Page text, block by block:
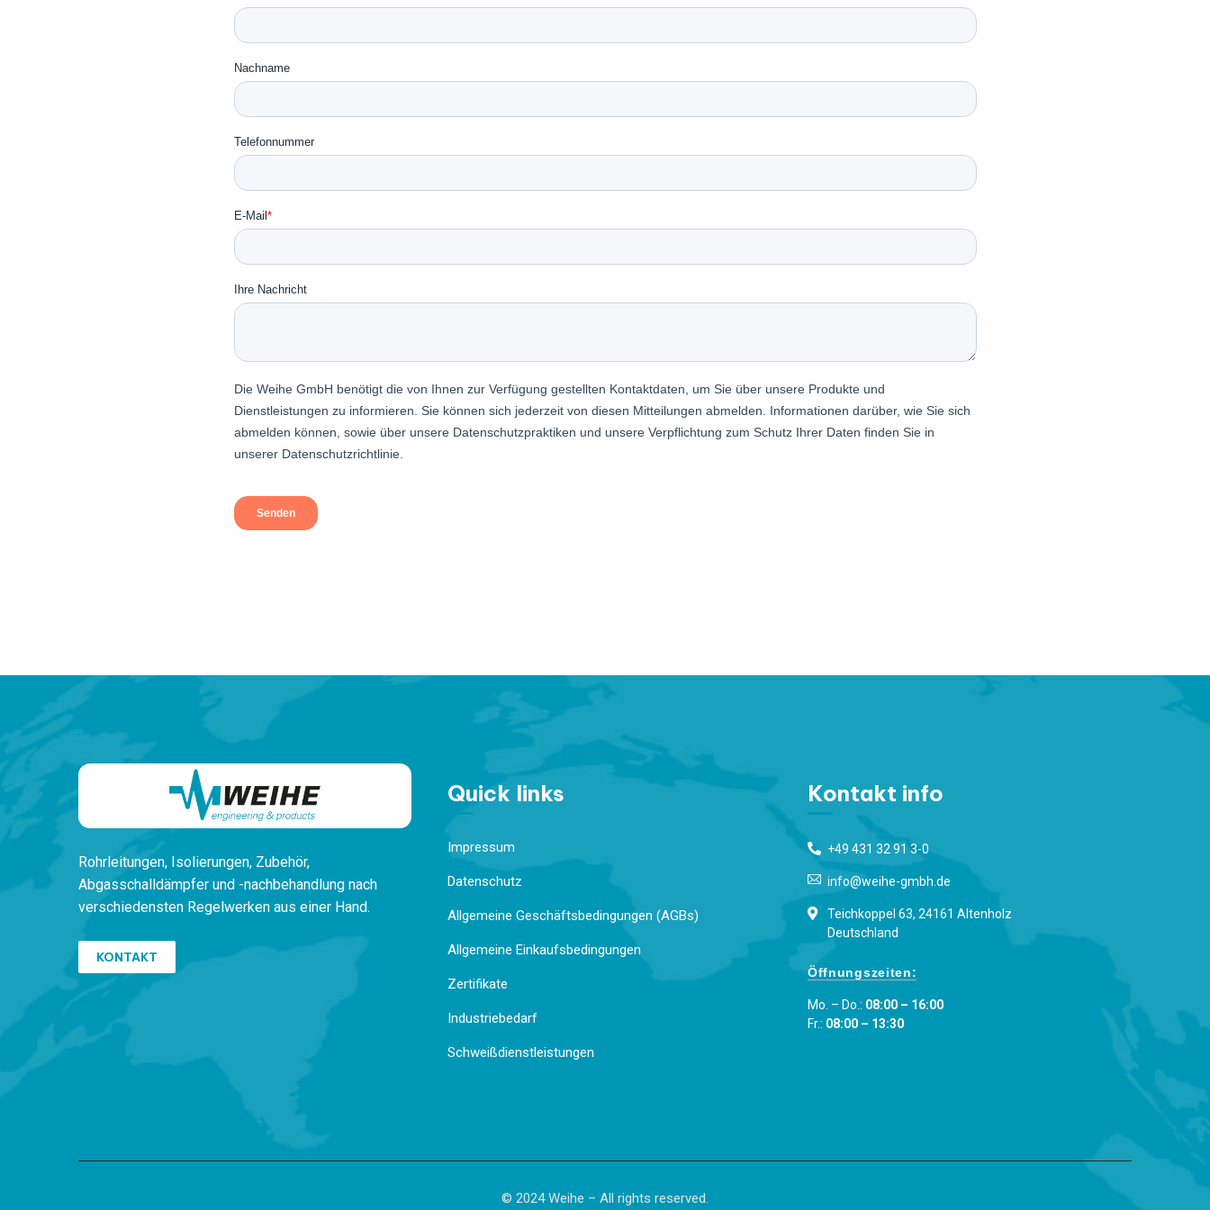
Rohrleitungen, Isolierungen, Zubehör,
Abgasschalldämpfer und -nachbehandlung nach
verschiedensten Regelwerken aus einer Hand.
KONTAKT
Quick links
Impressum
Datenschutz
Allgemeine Geschäftsbedingungen (AGBs)
Allgemeine Einkaufsbedingungen
Zertifikate
Industriebedarf
Schweißdienstleistungen
Kontakt info
+49 431 32 91 3-0
info@weihe-gmbh.de
Teichkoppel 63, 24161 Altenholz
Deutschland
Öffnungszeiten:
Mo. – Do.: 08:00 – 16:00
Fr.: 08:00 – 13:30
© 2024 Weihe – All rights reserved.